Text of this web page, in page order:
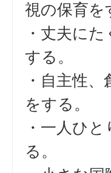
視の保育を
・丈夫に
する。
・自主性
をする。
・一人ひ
る。